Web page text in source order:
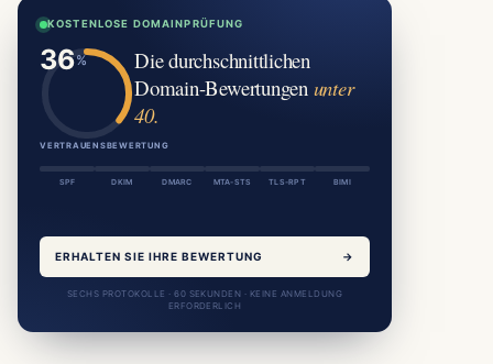
KOSTENLOSE DOMAINPRÜFUNG
VERTRAUENSBEWERTUNG
Die durchschnittlichen
Domain-Bewertungen unter
40.
SPF DKIM DMARC MTA-STS TLS-RPT BIMI
ERHALTEN SIE IHRE BEWERTUNG →
SECHS PROTOKOLLE · 60 SEKUNDEN · KEINE ANMELDUNG
ERFORDERLICH